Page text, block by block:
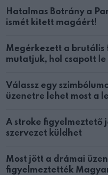
Hatalmas Botrány a
ismét kitett magáért!
Megérkezett a brutális
mutatjuk, hol csapott le
Válassz egy
üzenetre lehet most a
A stroke figyelmeztető
szervezet küldhet
Most jött a drámai
figyelmeztették